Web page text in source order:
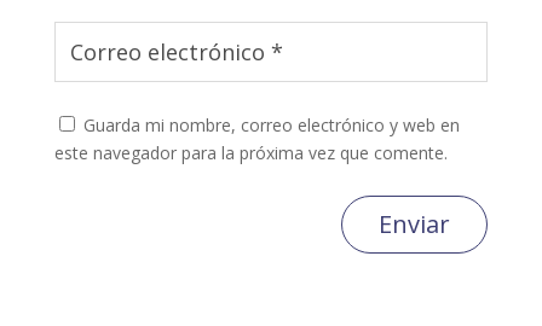
Guarda mi nombre, correo electrónico y web en
este navegador para la próxima vez que comente.
Enviar